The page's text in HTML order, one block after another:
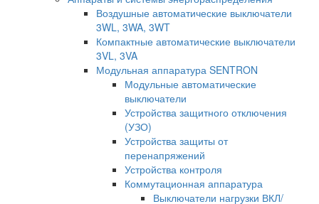
Воздушные автоматические выключатели
3WL, 3WA, 3WT
Компактные автоматические выключатели
3VL, 3VA
Модульная аппаратура SENTRON
Модульные автоматические
выключатели
Устройства защитного отключения
(УЗО)
Устройства защиты от
перенапряжений
Устройства контроля
Коммутационная аппаратура
Выключатели нагрузки ВКЛ/